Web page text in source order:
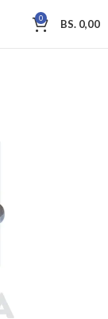
0 BS. 0,00